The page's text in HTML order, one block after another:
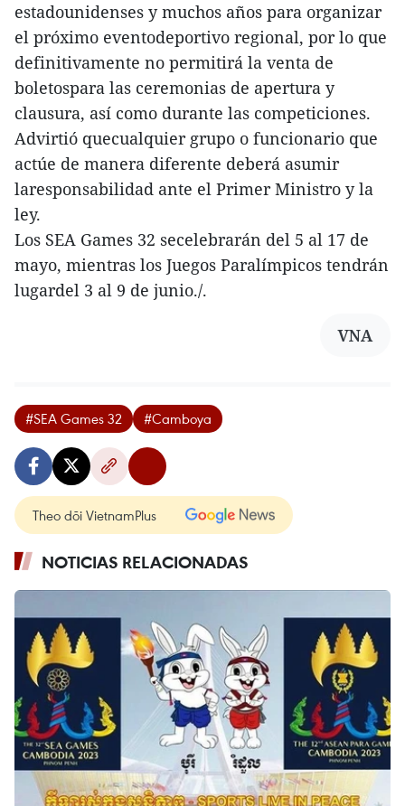
estadounidenses y muchos años para organizar
el próximo eventodeportivo regional, por lo que
definitivamente no permitirá la venta de
boletospara las ceremonias de apertura y
clausura, así como durante las competiciones.
Advirtió quecualquier grupo o funcionario que
actúe de manera diferente deberá asumir
laresponsabilidad ante el Primer Ministro y la
ley.
Los SEA Games 32 secelebrarán del 5 al 17 de
mayo, mientras los Juegos Paralímpicos tendrán
lugardel 3 al 9 de junio./.
VNA
#SEA Games 32 #Camboya
Theo dõi VietnamPlus
NOTICIAS RELACIONADAS